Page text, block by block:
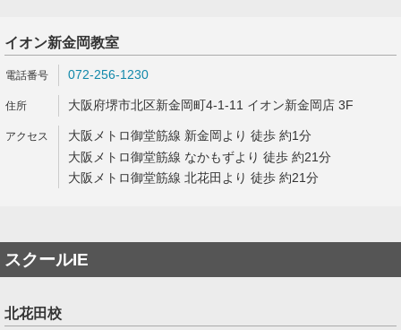
イオン新金岡教室
072-256-1230
大阪府堺市北区新金岡町4-1-11 イオン新金岡店 3F
大阪メトロ御堂筋線 新金岡より 徒歩 約1分
大阪メトロ御堂筋線 なかもずより 徒歩 約21分
大阪メトロ御堂筋線 北花田より 徒歩 約21分
スクールIE
北花田校